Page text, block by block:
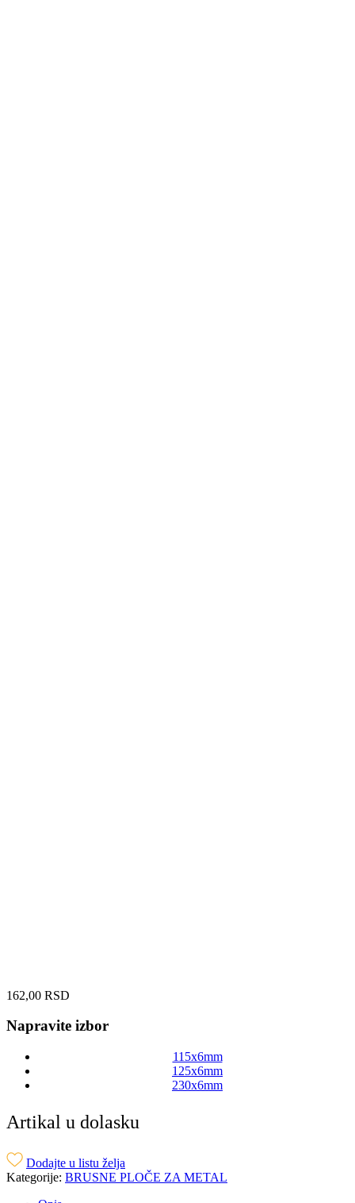
162,00 RSD
Napravite izbor
115x6mm
125x6mm
230x6mm
Artikal u dolasku
Dodajte u listu želja
Kategorije: BRUSNE PLOČE ZA METAL